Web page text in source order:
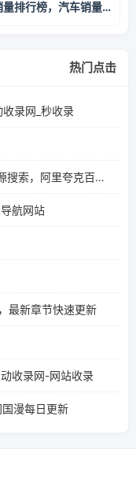
汽车销量排行榜，汽车销量查询，2026年汽车销量排行榜 - 车主之家
热门点击
收录网_秒收录
爱搜-网盘资源搜索-一站式网盘资源搜索，阿里夸克百度迅雷UC全聚合
航网站
最新章节快速更新
收录网-网站收录
漫每日更新